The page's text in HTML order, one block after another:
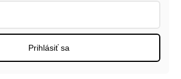
Prihlásiť sa